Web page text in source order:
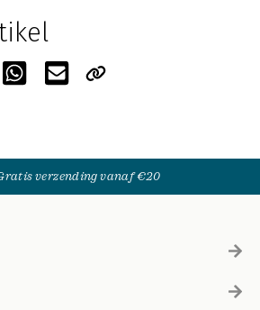
verzending vanaf €20